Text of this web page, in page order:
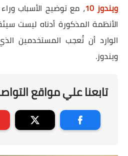
ويندوز 10
، مع توضيح الأسباب
الأنظمة المذكورة أدناه ليست
الوارد أن تُعجب المستخدمين
ويندوز.
تابعنا علي مواقع